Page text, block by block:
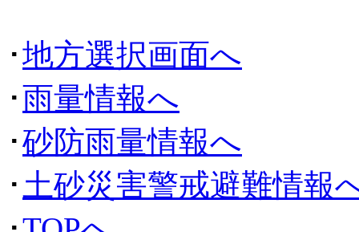
･地方選択画面へ
･雨量情報へ
･砂防雨量情報へ
･ 土砂災害警戒避難情報